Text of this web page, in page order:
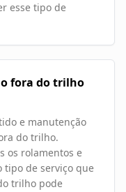
esse tipo de
fora do trilho
e manutenção
do trilho.
os rolamentos e
tipo de serviço que
trilho pode